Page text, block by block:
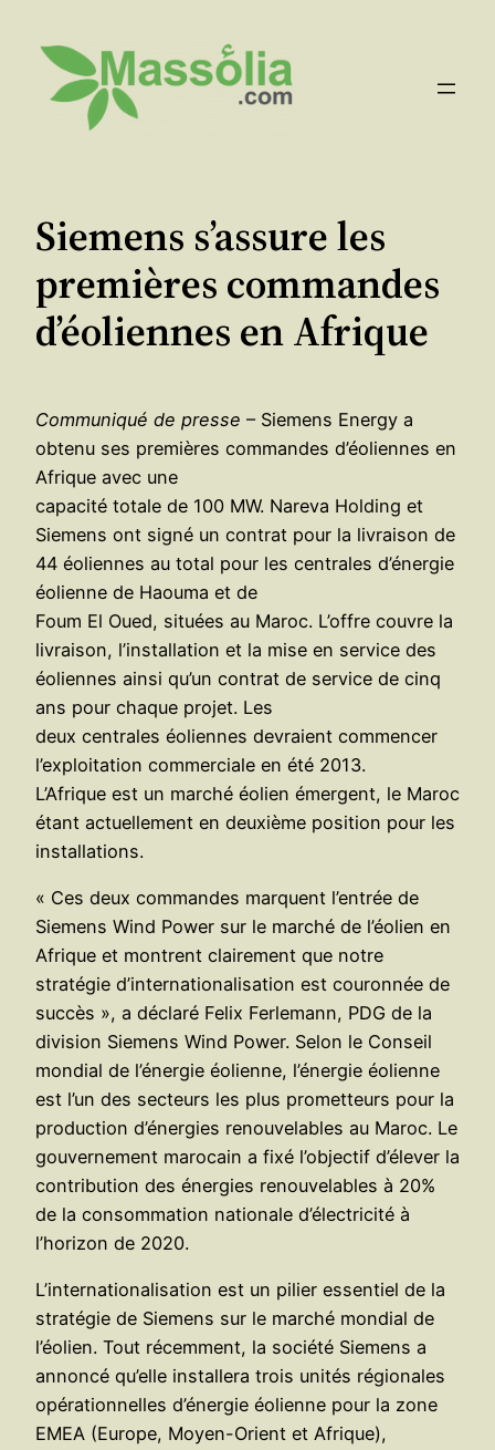
contenu
Siemens s’assure les
premières commandes
d’éoliennes en Afrique
Communiqué de presse – Siemens Energy a
obtenu ses premières commandes d’éoliennes en
Afrique avec une
capacité totale de 100 MW. Nareva Holding et
Siemens ont signé un contrat pour la livraison de
44 éoliennes au total pour les centrales d’énergie
éolienne de Haouma et de
Foum El Oued, situées au Maroc. L’offre couvre la
livraison, l’installation et la mise en service des
éoliennes ainsi qu’un contrat de service de cinq
ans pour chaque projet. Les
deux centrales éoliennes devraient commencer
l’exploitation commerciale en été 2013.
L’Afrique est un marché éolien émergent, le Maroc
étant actuellement en deuxième position pour les
installations.
« Ces deux commandes marquent l’entrée de
Siemens Wind Power sur le marché de l’éolien en
Afrique et montrent clairement que notre
stratégie d’internationalisation est couronnée de
succès », a déclaré Felix Ferlemann, PDG de la
division Siemens Wind Power. Selon le Conseil
mondial de l’énergie éolienne, l’énergie éolienne
est l’un des secteurs les plus prometteurs pour la
production d’énergies renouvelables au Maroc. Le
gouvernement marocain a fixé l’objectif d’élever la
contribution des énergies renouvelables à 20%
de la consommation nationale d’électricité à
l’horizon de 2020.
L’internationalisation est un pilier essentiel de la
stratégie de Siemens sur le marché mondial de
l’éolien. Tout récemment, la société Siemens a
annoncé qu’elle installera trois unités régionales
opérationnelles d’énergie éolienne pour la zone
EMEA (Europe, Moyen-Orient et Afrique),